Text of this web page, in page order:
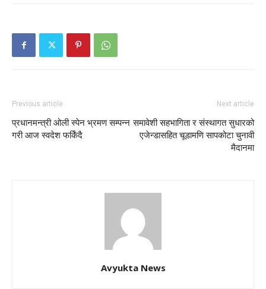
Previous article
प्रधानमन्त्री ओली स्पेन भ्रमण सम्पन्न
गरी आज स्वदेश फर्किंदै
Next article
समावेशी सहभागिता र संस्थागत सुधारको
एजेन्डासहित चूडामणि सापकोटा चुनावी
मैदानमा
Avyukta News